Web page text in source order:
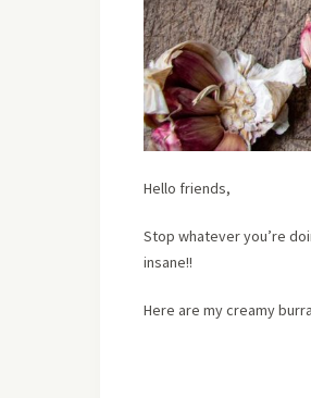
Hello friends,
Stop whatever you’re
insane!!
Here are my creamy